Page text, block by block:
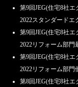
第9回JEG(住宅8社
2022スタンダードエ
第9回JEG(住宅8社
2022リフォーム部門
第9回JEG(住宅8社
2022リフォーム部門
第8回JEG(住宅8社